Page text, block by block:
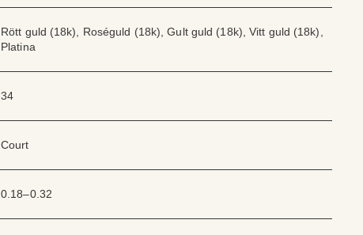
Rött guld (18k), Roséguld (18k), Gult guld (18k), Vitt guld (18k),
Platina
34
Court
0.18–0.32